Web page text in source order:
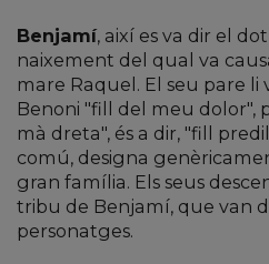
Benjamí, així es va dir el
naixement del qual va
mare Raquel. El seu pare li
Benoni "fill del meu dolor",
mà dreta", és a dir, "fill
comú, designa
gran família. Els seus
tribu de Benjamí, que van
personatges.